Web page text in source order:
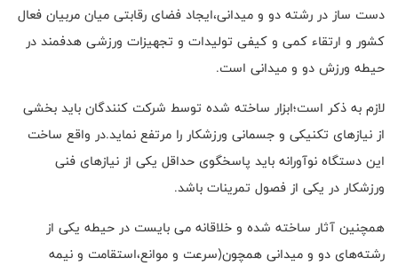
دست ساز در رشته دو و میدانی،ایجاد فضای رقابتی میان مربیان فعال
کشور و ارتقاء کمی و کیفی تولیدات و تجهیزات ورزشی هدفمند در
حیطه ورزش دو و میدانی است.
لازم به ذکر است؛ابزار ساخته شده توسط شرکت کنندگان باید بخشی
از نیازهای تکنیکی و جسمانی ورزشکار را مرتفع نماید.در واقع ساخت
این دستگاه نوآورانه باید پاسخگوی حداقل یکی از نیازهای فنی
ورزشکار در یکی از فصول تمرینات باشد.
همچنین آثار ساخته شده و خلاقانه می بایست در حیطه یکی از
رشته‌های دو و میدانی همچون(سرعت و موانع،استقامت و نیمه